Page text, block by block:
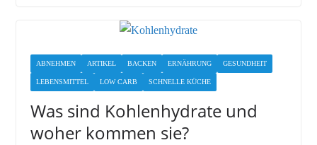
ABNEHMEN ARTIKEL BACKEN ERNÄHRUNG GESUNDHEIT
LEBENSMITTEL LOW CARB SCHNELLE KÜCHE
Was sind Kohlenhydrate und
woher kommen sie?